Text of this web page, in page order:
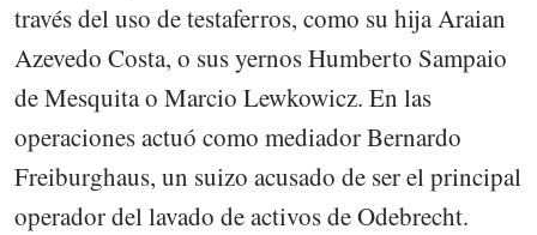
través del uso de testaferros, como su hija Araian
Azevedo Costa, o sus yernos Humberto Sampaio
de Mesquita o Marcio Lewkowicz. En las
operaciones actuó como mediador Bernardo
Freiburghaus, un suizo acusado de ser el principal
operador del lavado de activos de Odebrecht.